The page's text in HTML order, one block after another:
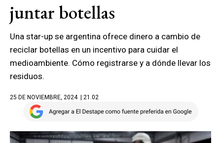
juntar botellas
Una star-up se argentina ofrece dinero a cambio de
reciclar botellas en un incentivo para cuidar el
medioambiente. Cómo registrarse y a dónde llevar los
residuos.
25 DE NOVIEMBRE, 2024 | 21.02